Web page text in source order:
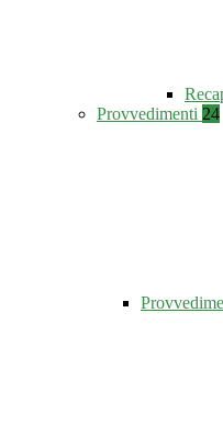
Provvedimenti 24